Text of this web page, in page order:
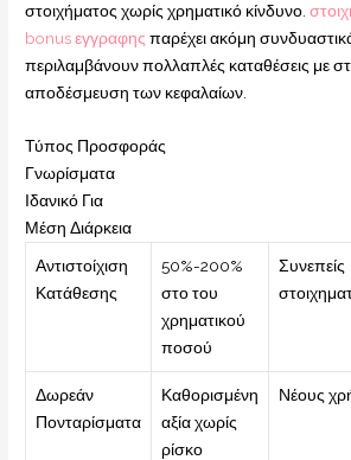
στοιχήματος χωρίς χρηματικό κίνδυνο.
bonus εγγραφης παρέχει ακόμη
περιλαμβάνουν πολλαπλές καταθέσεις με
αποδέσμευση των κεφαλαίων.
Τύπος Προσφοράς
Γνωρίσματα
Ιδανικό Για
Μέση Διάρκεια
Αντιστοίχιση
Κατάθεσης
50%-200%
στο του
χρηματικού
ποσού
Συνεπείς
Δωρεάν
Πονταρίσματα
Καθορισμένη
αξία χωρίς
ρίσκο
Νέους